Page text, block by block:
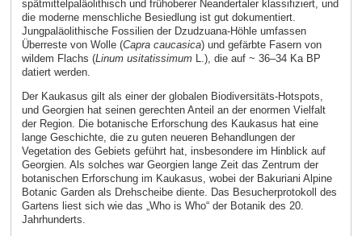
spätmittelpaläolithisch und frühoberer Neandertaler klassifiziert, und
die moderne menschliche Besiedlung ist gut dokumentiert.
Jungpaläolithische Fossilien der Dzudzuana-Höhle umfassen
Überreste von Wolle (Capra caucasica) und gefärbte Fasern von
wildem Flachs (Linum usitatissimumL.), die auf ~ 36–34 Ka BP
datiert werden.
Der Kaukasus gilt als einer der globalen Biodiversitäts-Hotspots,
und Georgien hat seinen gerechten Anteil an der enormen Vielfalt
der Region. Die botanische Erforschung des Kaukasus hat eine
lange Geschichte, die zu guten neueren Behandlungen der
Vegetation des Gebiets geführt hat, insbesondere im Hinblick auf
Georgien. Als solches war Georgien lange Zeit das Zentrum der
botanischen Erforschung im Kaukasus, wobei der Bakuriani Alpine
Botanic Garden als Drehscheibe diente. Das Besucherprotokoll des
Gartens liest sich wie das „Who is Who“ der Botanik des 20.
Jahrhunderts.